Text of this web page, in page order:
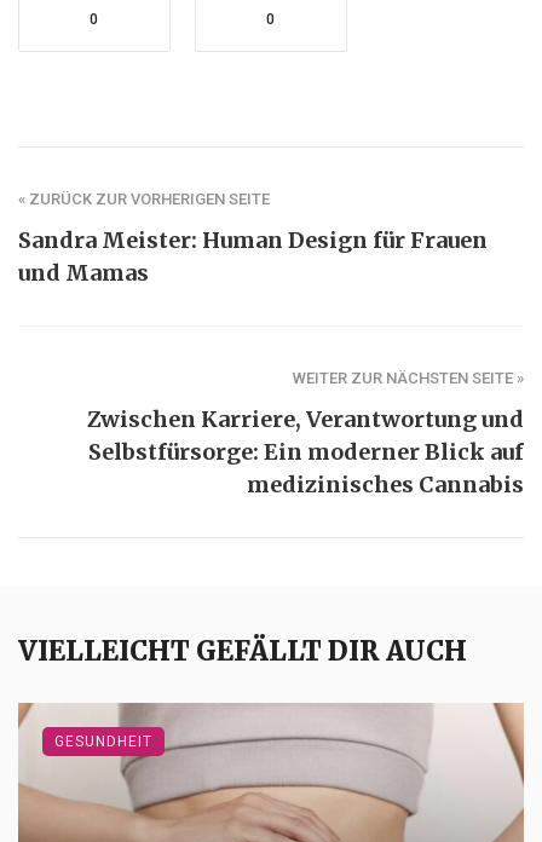
0 0
« ZURÜCK ZUR VORHERIGEN SEITE
Sandra Meister: Human Design für Frauen
und Mamas
WEITER ZUR NÄCHSTEN SEITE »
Zwischen Karriere, Verantwortung und
Selbstfürsorge: Ein moderner Blick auf
medizinisches Cannabis
VIELLEICHT GEFÄLLT DIR AUCH
GESUNDHEIT